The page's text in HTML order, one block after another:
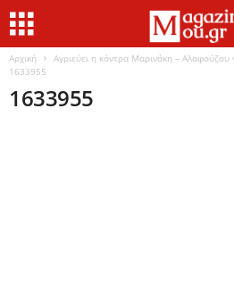
Αρχική
Αγριεύει η κόντρα Μαρινάκη – Αλαφούζου
1633955
1633955